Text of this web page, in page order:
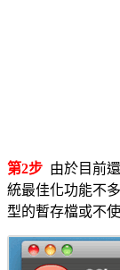
第2步 由於目前
統最佳化功能不
型的暫存檔或不